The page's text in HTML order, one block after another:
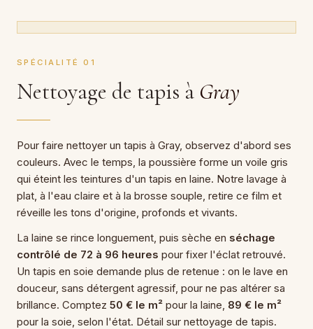
SPÉCIALITÉ 01
Nettoyage de tapis à Gray
Pour faire nettoyer un tapis à Gray, observez d'abord ses
couleurs. Avec le temps, la poussière forme un voile gris
qui éteint les teintures d'un tapis en laine. Notre lavage à
plat, à l'eau claire et à la brosse souple, retire ce film et
réveille les tons d'origine, profonds et vivants.
La laine se rince longuement, puis sèche en séchage
contrôlé de 72 à 96 heures pour fixer l'éclat retrouvé.
Un tapis en soie demande plus de retenue : on le lave en
douceur, sans détergent agressif, pour ne pas altérer sa
brillance. Comptez 50 € le m² pour la laine, 89 € le m²
pour la soie, selon l'état. Détail sur nettoyage de tapis.